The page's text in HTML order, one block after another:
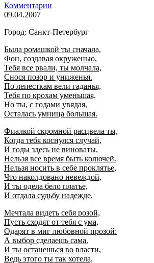
Комментарии
09.04.2007
Город: Санкт-Петербург
Была ромашкой ты сначала,
Фон, создавая окруженью,
Тебя все рвали, ты молчала,
Снося позор и униженья.
По лепесткам вели гаданья,
Тебя по крохам уменьшая,
Но ты, с годами увядая,
Осталась умница большая.
Фиалкой скромной расцвела ты,
Когда тебя коснулся случай,
И годы здесь не виноваты,
Нельзя все время быть колючей.
Нельзя носить в себе проклятье,
Что наколдовано невеждой,
И ты одела бело платье,
И отдала судьбу надежде.
Мечтала видеть себя розой,
Пусть сходят от тебя с ума,
Одарят в миг любовной прозой:
А выбор сделаешь сама.
И ты останешься во власти,
Ведь этого ты так хотела,